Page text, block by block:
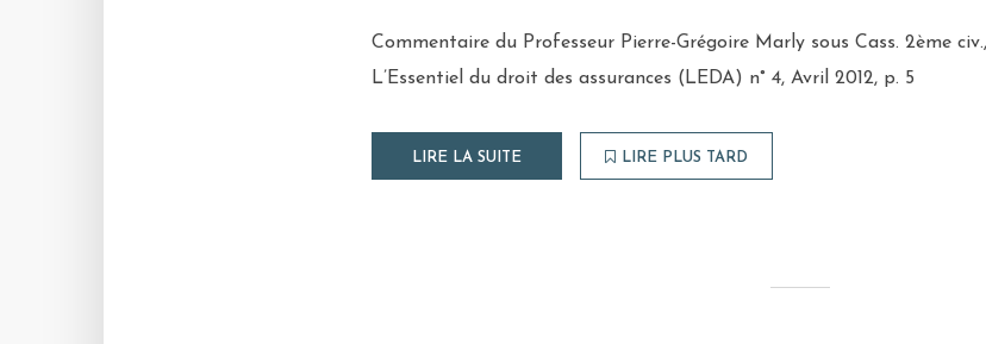
Commentaire du Professeur Pierre-Grégoire Marly sous Cass. 2ème
L’Essentiel du droit des assurances (LEDA) n° 4, Avril 2012, p. 5
LIRE LA SUITE LIRE PLUS TARD